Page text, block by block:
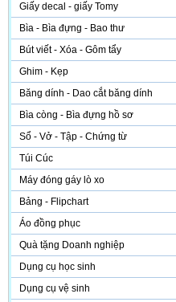
Giấy decal - giấy Tomy
Bìa - Bìa đựng - Bao thư
Bút viết - Xóa - Gôm tẩy
Ghim - Kẹp
Băng dính - Dao cắt băng dính
Bìa còng - Bìa đựng hồ sơ
Sổ - Vở - Tập - Chứng từ
Túi Cúc
Máy đóng gáy lò xo
Bảng - Flipchart
Áo đồng phục
Quà tặng Doanh nghiệp
Dụng cụ học sinh
Dụng cụ vệ sinh